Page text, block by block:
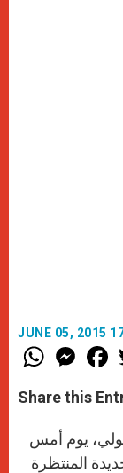
JUNE 05, 2015
W
h
t
s
p
M
e
s
e
e
r
F
a
e
b
o
k
Share this
يوم أمس
المنتظرة